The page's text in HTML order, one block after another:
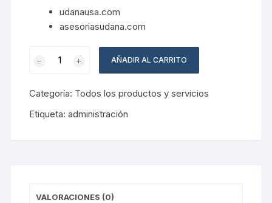
udanausa.com
asesoriasudana.com
UDANAUSA.COM
AÑADIR AL CARRITO
Categoría: Todos los productos y servicios
Etiqueta:administración
VALORACIONES (0)